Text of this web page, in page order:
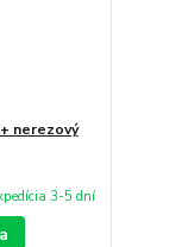
nerezový
3-5 dní